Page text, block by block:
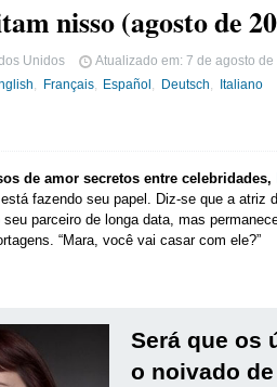
nisso (agosto de
Unidos Atualizado em: 7 de agosto de
Français Español Deutsch Italiano
de amor secretos entre celebridades,
está fazendo seu papel. Diz-se que a atriz
parceiro de longa data, mas
“Mara, você vai casar com ele?”
Será que os
o noivado